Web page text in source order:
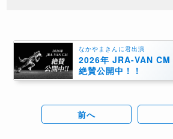
なかやまきんに君出演
2026年 JRA-VAN CM
絶賛公開中！！
前へ